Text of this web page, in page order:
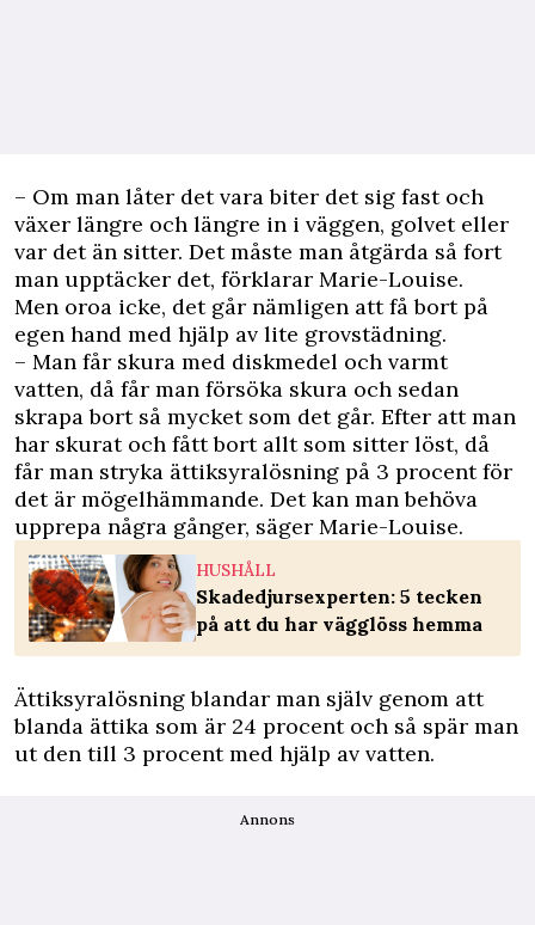
– Om man låter det vara biter det sig fast och
växer längre och längre in i väggen, golvet eller
var det än sitter. Det måste man åtgärda så fort
man upptäcker det, förklarar Marie-Louise.
Men oroa icke, det går nämligen att få bort på
egen hand med hjälp av lite grovstädning.
– Man får skura med diskmedel och varmt
vatten, då får man försöka skura och sedan
skrapa bort så mycket som det går. Efter att man
har skurat och fått bort allt som sitter löst, då
får man stryka ättiksyralösning på 3 procent för
det är mögelhämmande. Det kan man behöva
upprepa några gånger, säger Marie-Louise.
HUSHÅLL
Skadedjursexperten: 5 tecken
på att du har vägglöss hemma
Ättiksyralösning blandar man själv genom att
blanda ättika som är 24 procent och så spär man
ut den till 3 procent med hjälp av vatten.
Annons